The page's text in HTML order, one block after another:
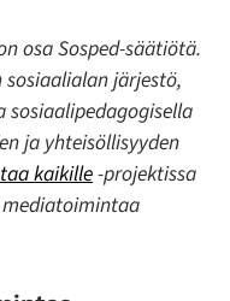
osa Sosped-säätiötä.
järjestö,
ja yhteisöllisyyden
kaikille-projektissa